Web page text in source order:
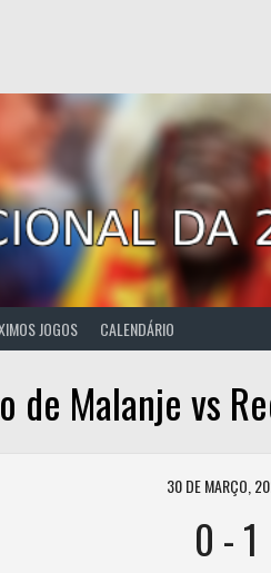
JOGOS CALENDÁRIO
de Malanje vs
30 DE MARÇO,
0 -1